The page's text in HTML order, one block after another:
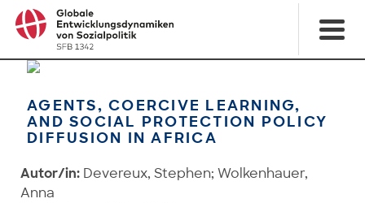
AGENTS, COERCIVE LEARNING,
AND SOCIAL PROTECTION POLICY
DIFFUSION IN AFRICA
Autor/in: Devereux, Stephen; Wolkenhauer,
Anna